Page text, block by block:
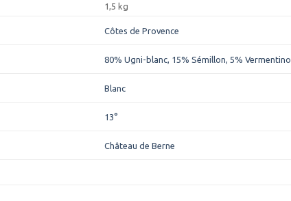
1,5 kg
Côtes de Provence
80% Ugni-blanc, 15% Sémillon, 5% Vermentino
Blanc
13°
Château de Berne